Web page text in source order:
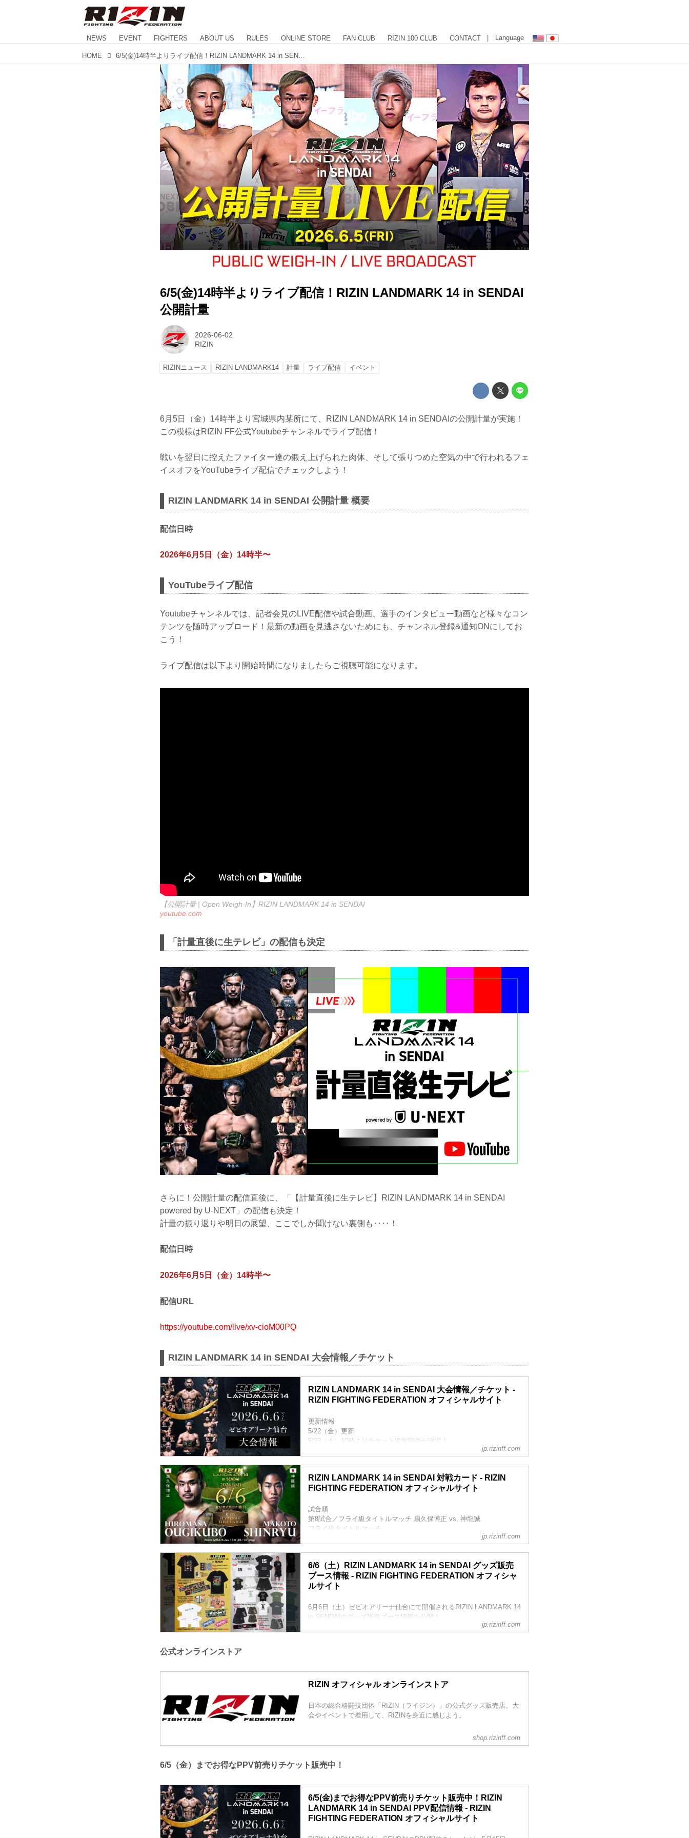
NEWS EVENT FIGHTERS ABOUT US RULES ONLINE STORE FAN CLUB RIZIN 100 CLUB CONTACT | Language
HOME
6/5(金)14時半よりライブ配信！RIZIN LANDMARK 14 in SENDAI
公開計量
2026-06-02
RIZIN
RIZINニュース RIZIN LANDMARK14 計量 ライブ配信 イベント
6月5日（金）14時半より宮城県内某所にて、RIZIN LANDMARK 14 in SENDAIの公開計量が実施！
この模様はRIZIN FF公式Youtubeチャンネルでライブ配信！
戦いを翌日に控えたファイター達の鍛え上げられた肉体、そして張りつめた空気の中で行われるフェ
イスオフをYouTubeライブ配信でチェックしよう！
RIZIN LANDMARK 14 in SENDAI 公開計量 概要
配信日時
2026年6月5日（金）14時半〜
YouTubeライブ配信
Youtubeチャンネルでは、記者会見のLIVE配信や試合動画、選手のインタビュー動画など様々なコン
テンツを随時アップロード！最新の動画を見逃さないためにも、チャンネル登録&通知ONにしてお
こう！
ライブ配信は以下より開始時間になりましたらご視聴可能になります。
【公開計量 | Open Weigh-In】RIZIN LANDMARK 14 in SENDAI
youtube.com
「計量直後に生テレビ」の配信も決定
さらに！公開計量の配信直後に、「【計量直後に生テレビ】RIZIN LANDMARK 14 in SENDAI
powered by U-NEXT」の配信も決定！
計量の振り返りや明日の展望、ここでしか聞けない裏側も‥‥！
配信日時
2026年6月5日（金）14時半〜
配信URL
https://youtube.com/live/xv-cioM00PQ
RIZIN LANDMARK 14 in SENDAI 大会情報／チケット
RIZIN LANDMARK 14 in SENDAI 大会情報／チケット -
RIZIN FIGHTING FEDERATION オフィシャルサイト
更新情報
5/22（金）更新
5/23（土）10時よりチケット追加販売が決定！
5/23（土）10時よりチケット追加販売が決定！RIZIN LANDMARK 14 in
のチケット追加販売が決定したぞ！
追加販売は、明日5月23日（土）10時より受付スタート！完売でチケッ
jp.rizinff.com
RIZIN LANDMARK 14 in SENDAI 対戦カード - RIZIN
FIGHTING FEDERATION オフィシャルサイト
試合順
第8試合／フライ級タイトルマッチ 扇久保博正 vs. 神龍誠
フライ級タイトルマッチ
RIZIN MMAルール：5分 3R（57.0kg）
元谷友貴 vs. トニー・ララミー
第6試合／酒井リョウ vs. 貴賢神
酒井リョウ vs. 貴賢神
第5試合／“ブラックパンサー”ベイノア vs. 芳賀ビラル海
jp.rizinff.com
6/6（土）RIZIN LANDMARK 14 in SENDAI グッズ販売
ブース情報 - RIZIN FIGHTING FEDERATION オフィシャ
ルサイト
6月6日（土）ゼビオアリーナ仙台にて開催されるRIZIN LANDMARK 14
in SENDAIのグッズ販売ブース情報を公開！
仙台大会仕様の新作グッズも登場！来場の際はグッズ販売ブースへ立
ゼビオアリーナ仙台
地下鉄南北線「長町駅」北1出口：徒歩 約5分
※会場には駐車場がございません。公共交通機関をご利用ください。
jp.rizinff.com
公式オンラインストア
RIZIN オフィシャル オンラインストア
日本の総合格闘技団体「RIZIN（ライジン）」の公式グッズ販売店。大
会やイベントで着用して、RIZINを身近に感じよう。
shop.rizinff.com
6/5（金）までお得なPPV前売りチケット販売中！
6/5(金)までお得なPPV前売りチケット販売中！RIZIN
LANDMARK 14 in SENDAI PPV配信情報 - RIZIN
FIGHTING FEDERATION オフィシャルサイト